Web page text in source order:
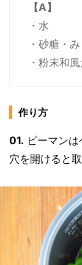
【A】
・
・砂糖・
・粉末
作り方
01. ピーマン
穴を開けると